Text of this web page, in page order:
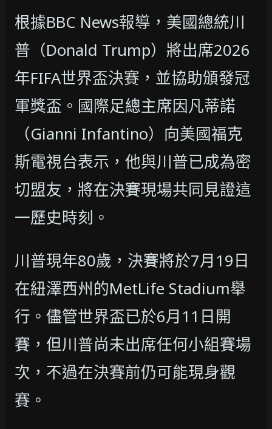
根據BBC News報導，美國總統川
普（Donald Trump）將出席2026
年FIFA世界盃決賽，並協助頒發冠
軍獎盃。國際足總主席因凡蒂諾
（Gianni Infantino）向美國福克
斯電視台表示，他與川普已成為密
切盟友，將在決賽現場共同見證這
一歷史時刻。
川普現年80歲，決賽將於7月19日
在紐澤西州的MetLife Stadium舉
行。儘管世界盃已於6月11日開
賽，但川普尚未出席任何小組賽場
次，不過在決賽前仍可能現身觀
賽。